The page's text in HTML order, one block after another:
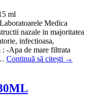
ml
Medica
nazale in majoritatea
infectioasa,
-Apa de mare filtrata
Continuă să citești →